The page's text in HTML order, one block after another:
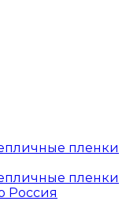
пленки
пленки
Россия